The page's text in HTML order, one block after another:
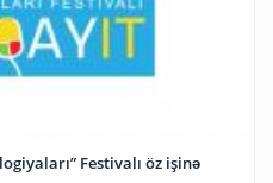
Festivalı öz işinə